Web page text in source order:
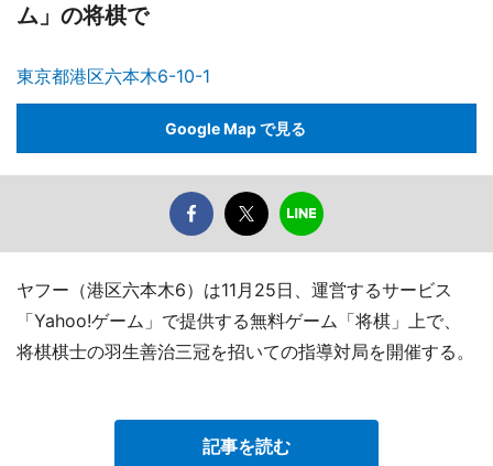
ム」の将棋で
東京都港区六本木6-10-1
Google Map で見る
ヤフー（港区六本木6）は11月25日、運営するサービス
「Yahoo!ゲーム」で提供する無料ゲーム「将棋」上で、
将棋棋士の羽生善治三冠を招いての指導対局を開催する。
記事を読む